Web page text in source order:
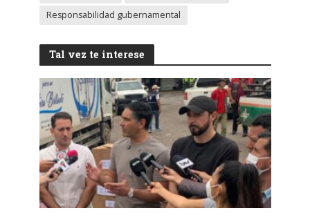
Responsabilidad gubernamental
Tal vez te interese